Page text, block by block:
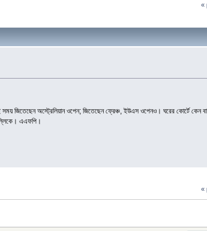
«
জিতেছেন অস্ট্রেলিয়ান ওপেন; জিতেছেন ফ্রেঞ্চ, ইউএস ওপেনও। ঘরের কোর্টে কেন
এএফপি।
«